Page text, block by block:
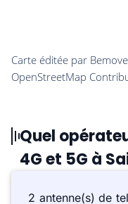
Quel
4G et 5G à
2 antenne(s) de